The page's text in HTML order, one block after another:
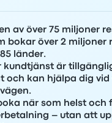
av över 75 miljoner
bokar över 2 miljoner
länder.
kundtjänst är
och kan hjälpa dig vid
när som helst och
– utan att